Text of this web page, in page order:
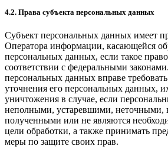
4.2. Права субъекта персональных данных
Субъект персональных данных имеет
Оператора информации, касающейся
персональных данных, если такое
соответствии с федеральными
персональных данных вправе
уточнения его персональных данных,
уничтожения в случае, если
неполными, устаревшими, неточными,
полученными или не являются
цели обработки, а также принимать
меры по защите своих прав.